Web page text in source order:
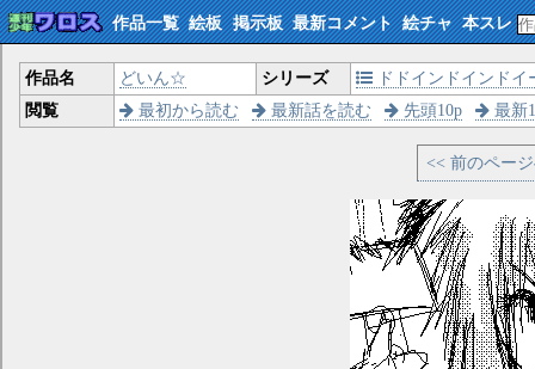
作品一覧 絵板 掲示板 最新コメント 絵チャ 本スレ
作品名 どいん☆ シリーズ
ドドインドインドイ
閲覧
最初から読む 最新話を読む 先頭10p 最新
<< 前のペー